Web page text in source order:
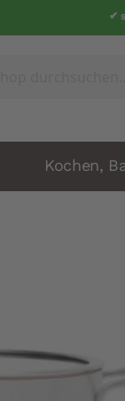
✔
Kochen,